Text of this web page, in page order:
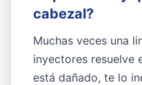
cabezal?
Muchas veces una
inyectores resuelve
está dañado, te lo